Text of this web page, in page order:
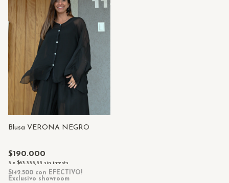
Blusa VERONA NEGRO
$190.000
3 x $63.333,33 sin interés
$142.500 con EFECTIVO!
Exclusivo showroom